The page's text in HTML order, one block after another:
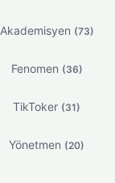
Akademisyen (73)
Fenomen (36)
TikToker (31)
Yönetmen (20)